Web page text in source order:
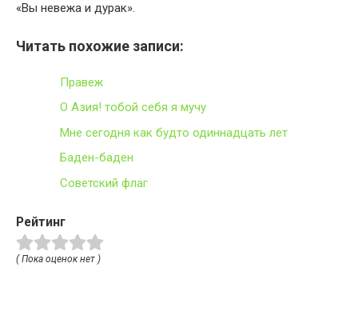
«Вы невежа и дурак».
Читать похожие записи:
Правеж
О Азия! тобой себя я мучу
Мне сегодня как будто одиннадцать лет
Баден-баден
Советский флаг
Рейтинг
( Пока оценок нет )